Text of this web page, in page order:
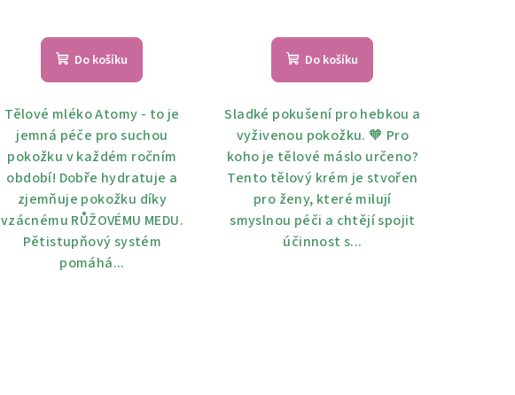
Do košíku
Tělové mléko Atomy - to je
jemná péče pro suchou
pokožku v každém ročním
období! Dobře hydratuje a
zjemňuje pokožku díky
vzácnému RŮŽOVÉMU MEDU.
Pětistupňový systém
pomáhá...
Do košíku
Sladké pokušení pro hebkou a
vyživenou pokožku. 🧡 Pro
koho je tělové máslo určeno?
Tento tělový krém je stvořen
pro ženy, které milují
smyslnou péči a chtějí spojit
účinnost s...